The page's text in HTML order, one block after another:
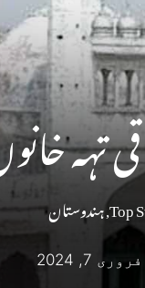
تہہ
Top
,ہندوستان
فروری 7, 2024